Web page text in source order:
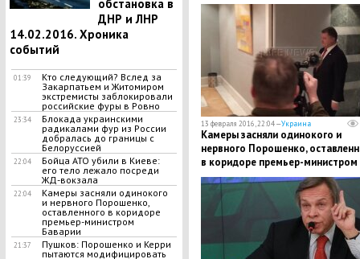
обстановка в
ДНР и ЛНР
14.02.2016. Хроника
событий
01:39
Кто следующий? Вслед за
Закарпатьем и Житомиром
экстремисты заблокировали
российские фуры в Ровно
23:34
Блокада украинскими
радикалами фур из России
добралась до границы с
Белоруссией
22:04
Бойца АТО убили в Киеве:
его тело лежало посреди
ЖД-вокзала
22:04
Камеры засняли одинокого
и нервного Порошенко,
оставленного в коридоре
премьер-министром
Баварии
21:37
Пушков: Порошенко и Керри
пытаются модифицировать
13 февраля 2016, 22:04 —Украина
Камеры засняли одинокого и
нервного Порошенко,
в коридоре премьер-министром
Баварии